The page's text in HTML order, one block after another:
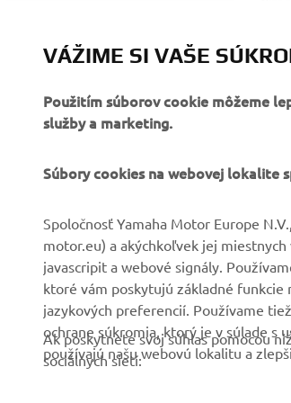
FIREMNÉ STRÁNKY
Novinky
Podujatia
Tlač
Katalóg
B2B
Úrady
Prví
Súprava
VÁŽIME SI VAŠE
Použitím súborov cookie môžeme
služby a marketing.
Súbory cookies na webovej lokalite
Spoločnosť Yamaha Motor Europe
motor.eu) a akýchkoľvek jej
javascripit a webové signály.
ktoré vám poskytujú základné funkcie
jazykových preferencií. Používame
ochrane súkromia, ktorý je v súlade s
používajú našu webovú lokalitu a
Ak poskytnete svoj súhlas pomocou
sociálnych sietí: